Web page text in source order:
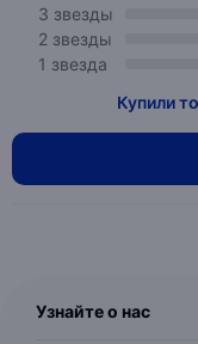
3 звезды
2 звезды
1 звезда
Купили
Узнайте о нас